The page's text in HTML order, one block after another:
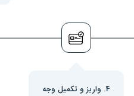
4. واریز و تکمیل وجه